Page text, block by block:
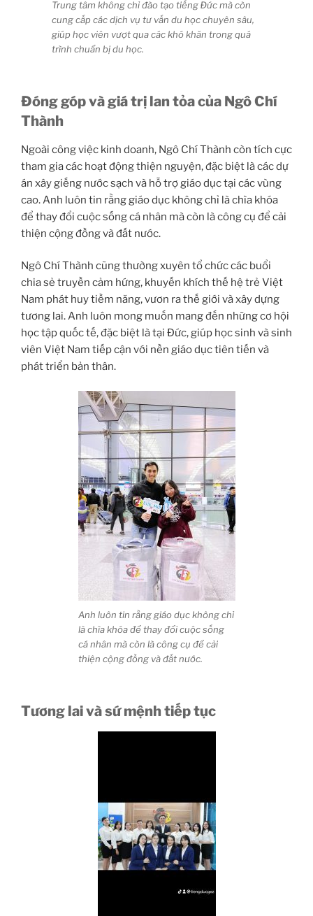
Trung tâm không chỉ đào tạo tiếng Đức mà còn
cung cấp các dịch vụ tư vấn du học chuyên sâu,
giúp học viên vượt qua các khó khăn trong quá
trình chuẩn bị du học.
Đóng góp và giá trị lan tỏa của Ngô Chí
Thành
Ngoài công việc kinh doanh, Ngô Chí Thành còn tích cực
tham gia các hoạt động thiện nguyện, đặc biệt là các dự
án xây giếng nước sạch và hỗ trợ giáo dục tại các vùng
cao. Anh luôn tin rằng giáo dục không chỉ là chìa khóa
để thay đổi cuộc sống cá nhân mà còn là công cụ để cải
thiện cộng đồng và đất nước.
Ngô Chí Thành cũng thường xuyên tổ chức các buổi
chia sẻ truyền cảm hứng, khuyến khích thế hệ trẻ Việt
Nam phát huy tiềm năng, vươn ra thế giới và xây dựng
tương lai. Anh luôn mong muốn mang đến những cơ hội
học tập quốc tế, đặc biệt là tại Đức, giúp học sinh và sinh
viên Việt Nam tiếp cận với nền giáo dục tiên tiến và
phát triển bản thân.
Anh luôn tin rằng giáo dục không chỉ
là chìa khóa để thay đổi cuộc sống
cá nhân mà còn là công cụ để cải
thiện cộng đồng và đất nước.
Tương lai và sứ mệnh tiếp tục